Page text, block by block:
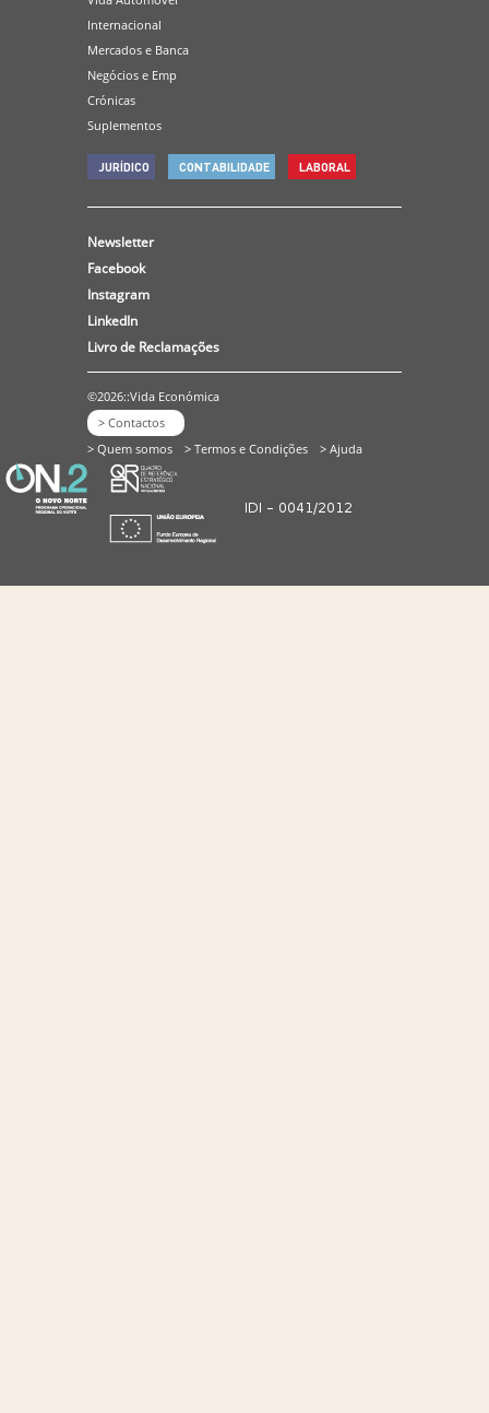
Internacional
Mercados e Banca
Negócios e Emp
Crónicas
Suplementos
JURÍDICO CONTABILIDADE LABORAL
Newsletter
Facebook
Instagram
LinkedIn
Livro de Reclamações
©2026::Vida Económica
> Contactos
> Quem somos
> Termos e Condições > Ajuda